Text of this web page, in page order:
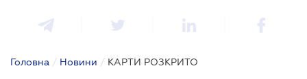
Головна / Новини / КАРТИ РОЗКРИТО